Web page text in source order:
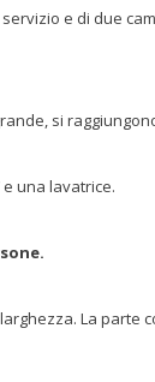
e di due
si
una lavatrice.
La parte